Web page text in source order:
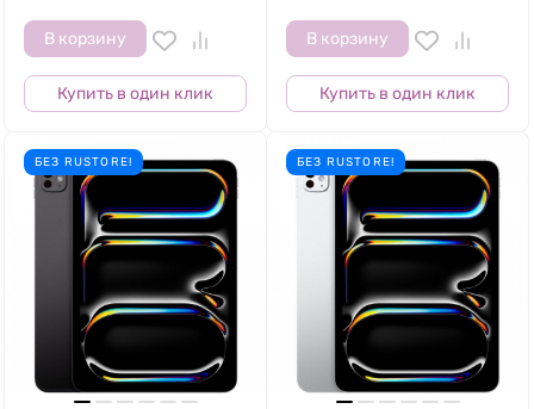
В корзину
Купить в один клик
В корзину
Купить в один клик
БЕЗ RUSTORE! БЕЗ RUSTORE!